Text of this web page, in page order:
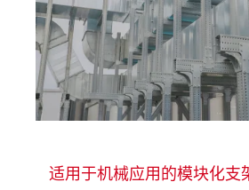
适用于机械应用的模块化支